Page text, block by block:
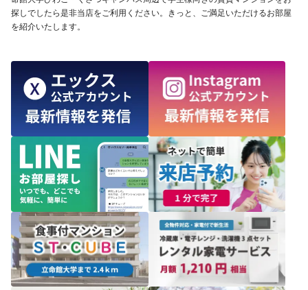
探しでしたら是非当店をご利用ください。きっと、ご満足いただけるお部屋
を紹介いたします。